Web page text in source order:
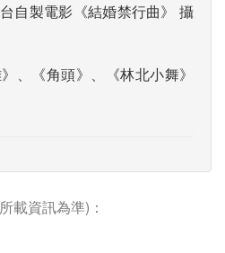
自製電影《結婚禁行曲》 攝
、《角頭》、《林北小舞》
載資訊為準)：